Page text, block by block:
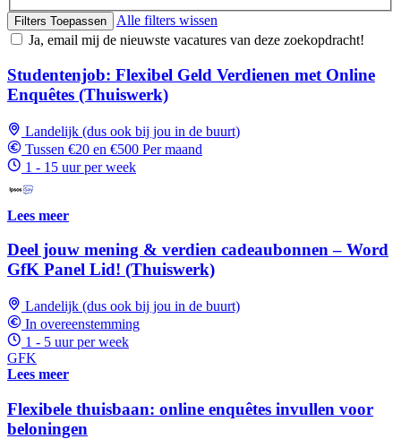
Filters Toepassen
Alle filters wissen
Ja, email mij de nieuwste vacatures van deze zoekopdracht!
Studentenjob: Flexibel Geld Verdienen met Online
Enquêtes (Thuiswerk)
Landelijk (dus ook bij jou in de buurt)
Tussen €20 en €500 Per maand
1 - 15 uur per week
Lees meer
Deel jouw mening & verdien cadeaubonnen – Word
GfK Panel Lid! (Thuiswerk)
Landelijk (dus ook bij jou in de buurt)
In overeenstemming
1 - 5 uur per week
GFK
Lees meer
Flexibele thuisbaan: online enquêtes invullen voor
beloningen